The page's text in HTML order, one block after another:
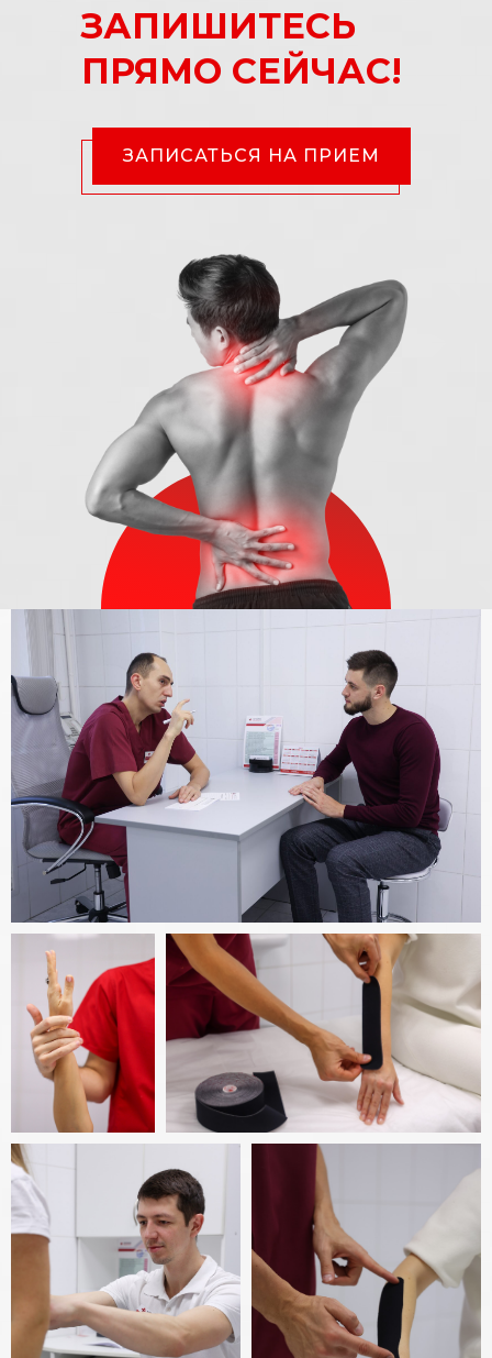
ЗАПИШИТЕСЬ
ПРЯМО СЕЙЧАС!
ЗАПИСАТЬСЯ НА ПРИЕМ